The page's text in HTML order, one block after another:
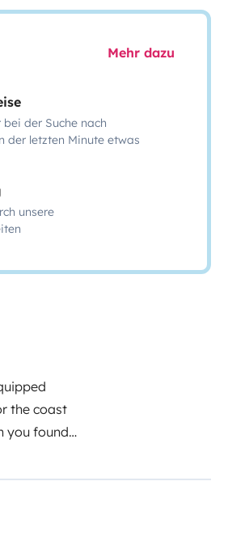
Mehr dazu
der Suche nach
der letzten Minute etwas
unsere
the coast
you found